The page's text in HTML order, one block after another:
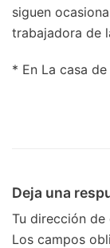
siguen
trabajadora de
* En La casa
Deja una
Tu dirección
Los campos